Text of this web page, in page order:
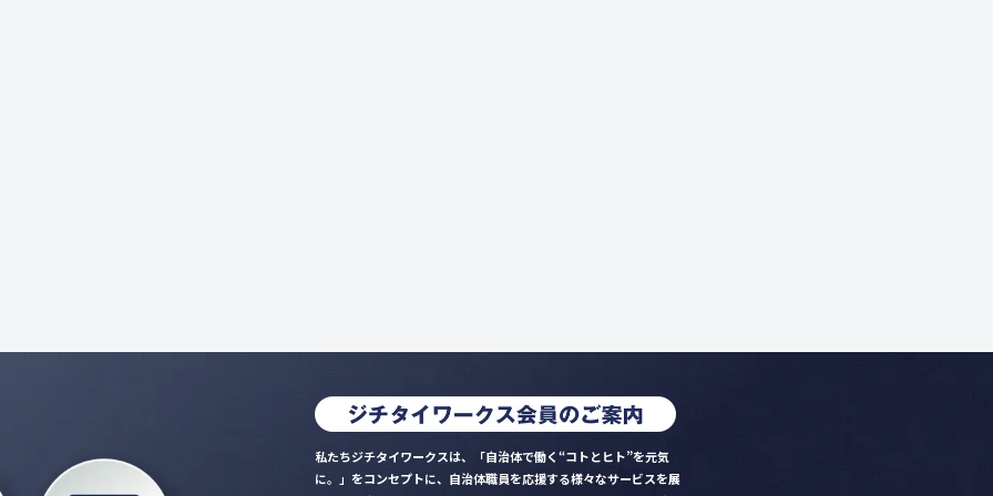
私たちジチタイワークスは、「自治体で働く“コトとヒト”を元気
に。」をコンセプトに、自治体職員を応援する様々なサービスを展